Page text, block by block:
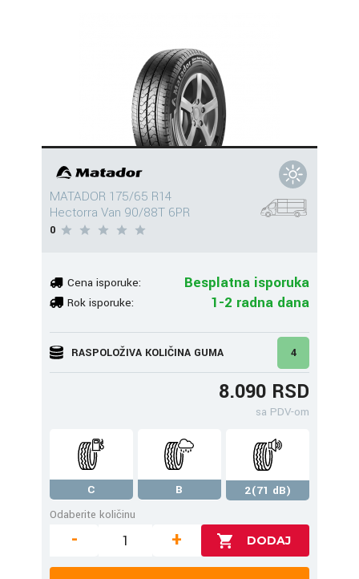
MATADOR 175/65 R14
Hectorra Van 90/88T 6PR
0
Cena isporuke: Besplatna isporuka
Rok isporuke: 1-2 radna dana
RASPOLOŽIVA KOLIČINA GUMA 4
8.090 RSD
sa PDV-om
C B
2(71 dB)
Odaberite količinu
- +